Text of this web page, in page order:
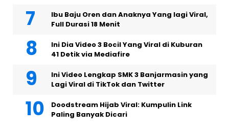
Ibu Baju Oren dan Anaknya Yang lagi Viral,
Full Durasi 18 Menit
Ini Dia Video 3 Bocil Yang Viral di Kuburan
41 Detik via Mediafire
Ini Video Lengkap SMK 3 Banjarmasin yang
Lagi Viral di TikTok dan Twitter
Doodstream Hijab Viral: Kumpulin Link
Paling Banyak Dicari